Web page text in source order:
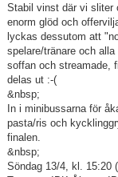
Stabil vinst där vi sliter
enorm glöd och
lyckas dessutom att
spelare/tränare och
soffan och streamade,
delas ut :-(
&nbsp;
In i minibussarna för
pasta/ris och
finalen.
&nbsp;
Söndag 13/4, kl. 15:20